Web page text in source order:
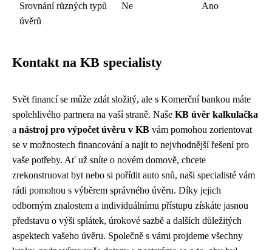
Srovnání různých typů
úvěrů
Ne Ano
Kontakt na KB specialisty
Svět financí se může zdát složitý, ale s Komerční bankou máte
spolehlivého partnera na vaší straně. Naše KB úvěr kalkulačka
a nástroj pro výpočet úvěru v KB vám pomohou zorientovat
se v možnostech financování a najít to nejvhodnější řešení pro
vaše potřeby. Ať už sníte o novém domově, chcete
zrekonstruovat byt nebo si pořídit auto snů, naši specialisté vám
rádi pomohou s výběrem správného úvěru. Díky jejich
odborným znalostem a individuálnímu přístupu získáte jasnou
představu o výši splátek, úrokové sazbě a dalších důležitých
aspektech vašeho úvěru. Společně s vámi projdeme všechny